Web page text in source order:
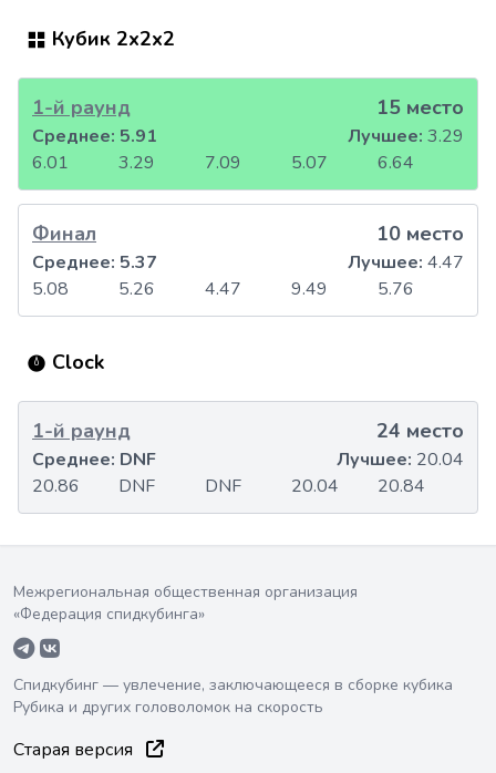
Кубик 2x2x2
1-й раунд 15 место
6.01 3.29 7.09 5.07 6.64
Среднее: 5.91 Лучшее: 3.29
Финал 10 место
5.08 5.26 4.47 9.49 5.76
Среднее: 5.37 Лучшее: 4.47
Clock
1-й раунд 24 место
20.86 DNF DNF 20.04 20.84
Среднее: DNF Лучшее: 20.04
Межрегиональная общественная организация
«Федерация спидкубинга»
Спидкубинг — увлечение, заключающееся в сборке кубика
Рубика и других головоломок на скорость
Старая версия